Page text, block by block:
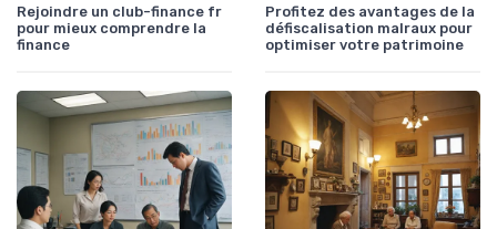
Rejoindre un club-finance fr
pour mieux comprendre la
finance
Profitez des avantages de la
défiscalisation malraux pour
optimiser votre patrimoine